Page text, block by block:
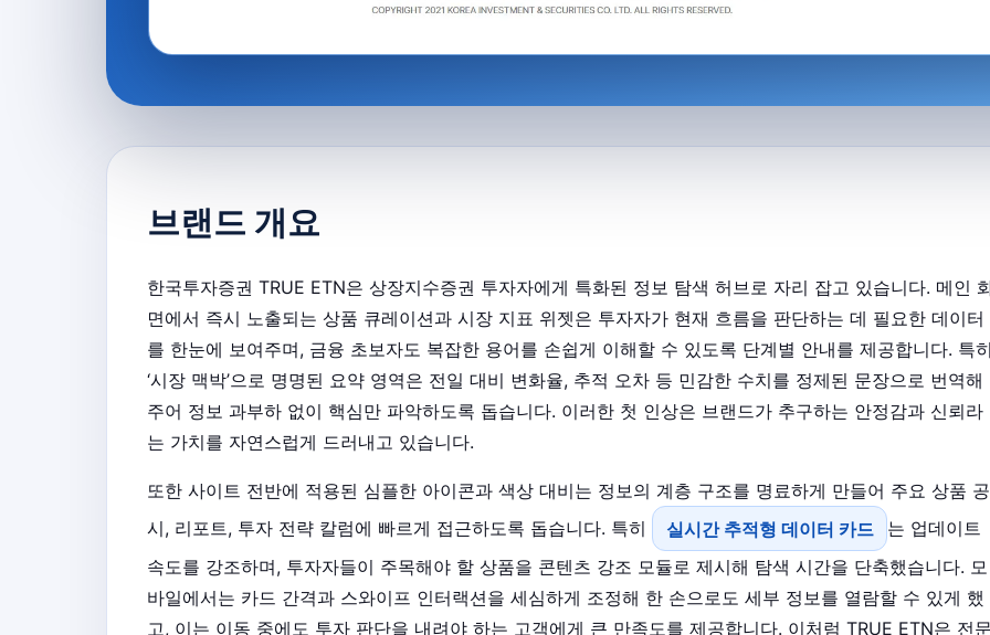
브랜드 개요
한국투자증권 TRUE ETN은 상장지수증권 투자자에게 특화된 정보 탐색 허브로 자리 잡고 있습니다. 메인
면에서 즉시 노출되는 상품 큐레이션과 시장 지표 위젯은 투자자가 현재 흐름을 판단하는 데 필요한 데이터
를 한눈에 보여주며, 금융 초보자도 복잡한 용어를 손쉽게 이해할 수 있도록 단계별 안내를 제공합니다. 특
‘시장 맥박’으로 명명된 요약 영역은 전일 대비 변화율, 추적 오차 등 민감한 수치를 정제된 문장으로 번역해
주어 정보 과부하 없이 핵심만 파악하도록 돕습니다. 이러한 첫 인상은 브랜드가 추구하는 안정감과 신뢰라
는 가치를 자연스럽게 드러내고 있습니다.
또한 사이트 전반에 적용된 심플한 아이콘과 색상 대비는 정보의 계층 구조를 명료하게 만들어 주요 상품 공
시, 리포트, 투자 전략 칼럼에 빠르게 접근하도록 돕습니다. 특히
실시간 추적형 데이터 카드
는 업데이트
속도를 강조하며, 투자자들이 주목해야 할 상품을 콘텐츠 강조 모듈로 제시해 탐색 시간을 단축했습니다. 모
바일에서는 카드 간격과 스와이프 인터랙션을 세심하게 조정해 한 손으로도 세부 정보를 열람할 수 있게 했
고, 이는 이동 중에도 투자 판단을 내려야 하는 고객에게 큰 만족도를 제공합니다. 이처럼 TRUE ETN은 전